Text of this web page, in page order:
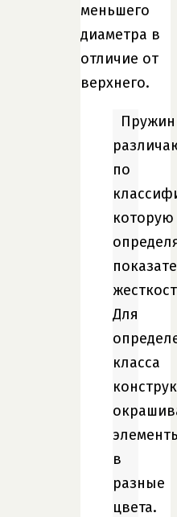
меньшего
диаметра в
отличие от
верхнего.
по
которую
Для
класса
в
разные
цвета.